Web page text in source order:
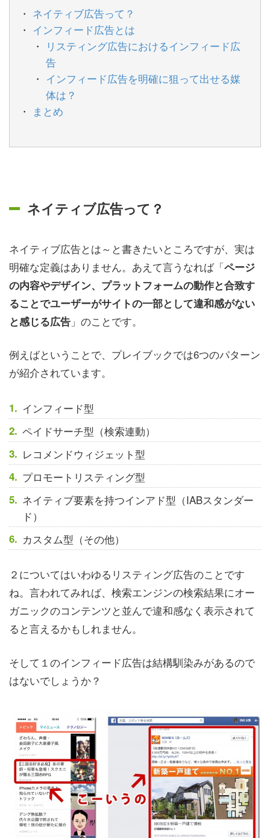
ネイティブ広告って？
インフィード広告とは
リスティング広告におけるインフィード広
告
インフィード広告を明確に狙って出せる媒
体は？
まとめ
ネイティブ広告って？
ネイティブ広告とは～と書きたいところですが、実は
明確な定義はありません。あえて言うなれば「ページ
の内容やデザイン、プラットフォームの動作と合致す
ることでユーザーがサイトの一部として違和感がない
と感じる広告 」のことです。
例えばということで、プレイブックでは6つのパターン
が紹介されています。
インフィード型
ペイドサーチ型（検索連動）
レコメンドウィジェット型
プロモートリスティング型
ネイティブ要素を持つインアド型（IABスタンダー
ド）
カスタム型（その他）
２についてはいわゆるリスティング広告のことです
ね。言われてみれば、検索エンジンの検索結果にオー
ガニックのコンテンツと並んで違和感なく表示されて
ると言えるかもしれません。
そして１のインフィード広告は結構馴染みがあるので
はないでしょうか？